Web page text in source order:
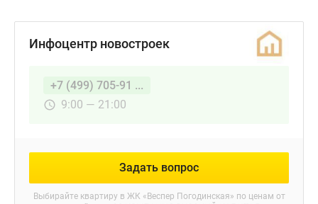
и
просторных
площадью
Представлены
Инфоцентр новостроек
+7 (499) 705-91 ...
9:00 — 21:00
Задать вопрос
Выбирайте квартиру в ЖК «Веспер Погодинская» по ценам от